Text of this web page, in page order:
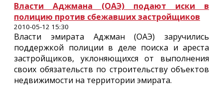
Власти Аджмана (ОАЭ) подают иски в
полицию против сбежавших застройщиков
2010-05-12 15:30
Власти эмирата Аджман (ОАЭ) заручились
поддержкой полиции в деле поиска и ареста
застройщиков, уклоняющихся от выполнения
своих обязательств по строительству объектов
недвижимости на территории эмирата.